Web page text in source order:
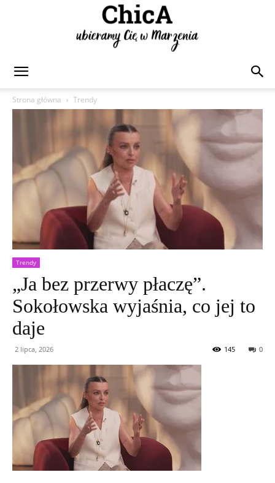
Strona główna
Trendy
Trendy
„Ja bez przerwy płaczę”.
Sokołowska wyjaśnia, co jej to
daje
2 lipca, 2026 0
145